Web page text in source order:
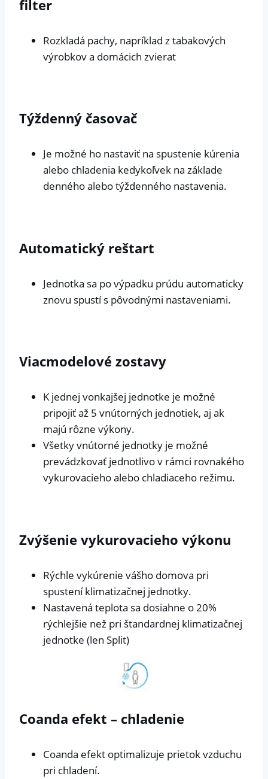
filter
Rozkladá pachy, napríklad z tabakových
výrobkov a domácich zvierat
Týždenný časovač
Je možné ho nastaviť na spustenie kúrenia
alebo chladenia kedykoľvek na základe
denného alebo týždenného nastavenia.
Automatický reštart
Jednotka sa po výpadku prúdu automaticky
znovu spustí s pôvodnými nastaveniami.
Viacmodelové zostavy
K jednej vonkajšej jednotke je možné
pripojiť až 5 vnútorných jednotiek, aj ak
majú rôzne výkony.
Všetky vnútorné jednotky je možné
prevádzkovať jednotlivo v rámci rovnakého
vykurovacieho alebo chladiaceho režimu.
Zvýšenie vykurovacieho výkonu
Rýchle vykúrenie vášho domova pri
spustení klimatizačnej jednotky.
Nastavená teplota sa dosiahne o 20%
rýchlejšie než pri štandardnej klimatizačnej
jednotke (len Split)
Coanda efekt – chladenie
Coanda efekt optimalizuje prietok vzduchu
pri chladení.